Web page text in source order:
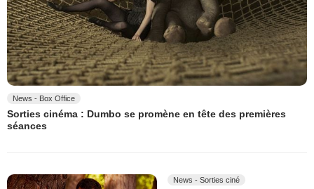
News - Box Office
Sorties cinéma : Dumbo se promène en tête des premières
séances
News - Sorties ciné